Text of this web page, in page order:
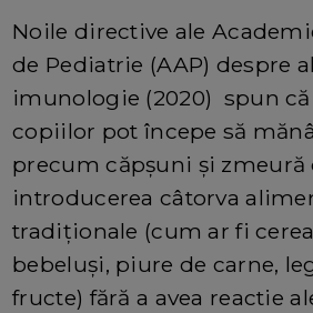
Noile directive ale
de Pediatrie (AAP) despre
imunologie (2020) spun
copiilor pot începe să
precum căpșuni și zmeură
introducerea câtorva
tradiționale (cum ar fi
bebeluși, piure de carne,
fructe) fără a avea reactie